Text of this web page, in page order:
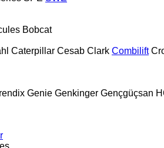
Bobcat
Caterpillar Cesab Clark Combilift
Genie Genkinger Gençgüçsan